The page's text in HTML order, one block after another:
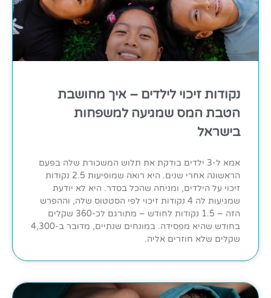
נקודות זיכוי לילדים – איך מחושבת
הטבת המס שמגיעה למשפחות
בישראל
אמא ל-3 ילדים בודקת את תלוש המשכורת שלה בפעם
הראשונה אחרי שנים. היא רואה שמופיעות 2.5 נקודות
זיכוי על הילדים, ומניחה שהכל בסדר. היא לא יודעת
שמגיעות לה 4 נקודות זיכוי לפי הסטטוס שלה, וההפרש
הזה – 1.5 נקודות לחודש – מתורגם לכ-360 שקלים
בחודש שהיא מפסידה. במונחים שנתיים, מדובר ב-4,300
שקלים שלא חוזרים אליה.